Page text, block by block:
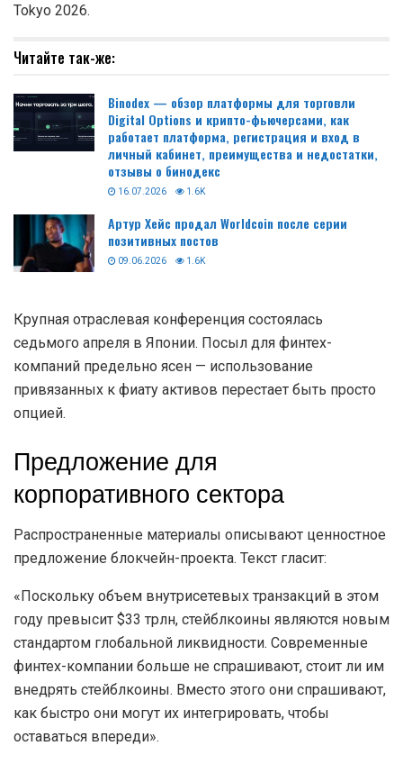
Tokyo 2026.
Читайте так-же:
Binodex — обзор платформы для торговли
Digital Options и крипто-фьючерсами, как
работает платформа, регистрация и вход в
личный кабинет, преимущества и недостатки,
отзывы о бинодекс
16.07.2026 1.6K
Артур Хейс продал Worldcoin после серии
позитивных постов
09.06.2026 1.6K
Крупная отраслевая конференция состоялась
седьмого апреля в Японии. Посыл для финтех-
компаний предельно ясен — использование
привязанных к фиату активов перестает быть просто
опцией.
Предложение для
корпоративного сектора
Распространенные материалы описывают ценностное
предложение блокчейн-проекта. Текст гласит:
«Поскольку объем внутрисетевых транзакций в этом
году превысит $33 трлн, стейблкоины являются новым
стандартом глобальной ликвидности. Современные
финтех-компании больше не спрашивают, стоит ли им
внедрять стейблкоины. Вместо этого они спрашивают,
как быстро они могут их интегрировать, чтобы
оставаться впереди».